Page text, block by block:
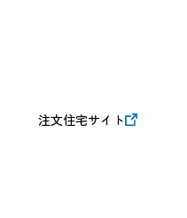
注文住宅サイト